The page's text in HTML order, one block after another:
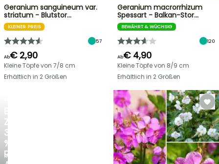
ZU
30
%
RABATT
NEU
Geranium sanguineum var.
striatum - Blutstor…
KLEINER PREIS
57
Ab€ 2,90
Kleine Töpfe von 7/8 cm
Erhältlich in 2 Größen
Geranium macrorrhizum
Spessart - Balkan-Stor…
BEWÄHRT & WÜCHSIG
120
Ab€ 4,90
Kleine Töpfe von 8/9 cm
Erhältlich in 2 Größen